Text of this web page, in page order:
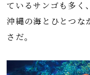
ているサンゴも多く
沖縄の海とひとつな
さだ。